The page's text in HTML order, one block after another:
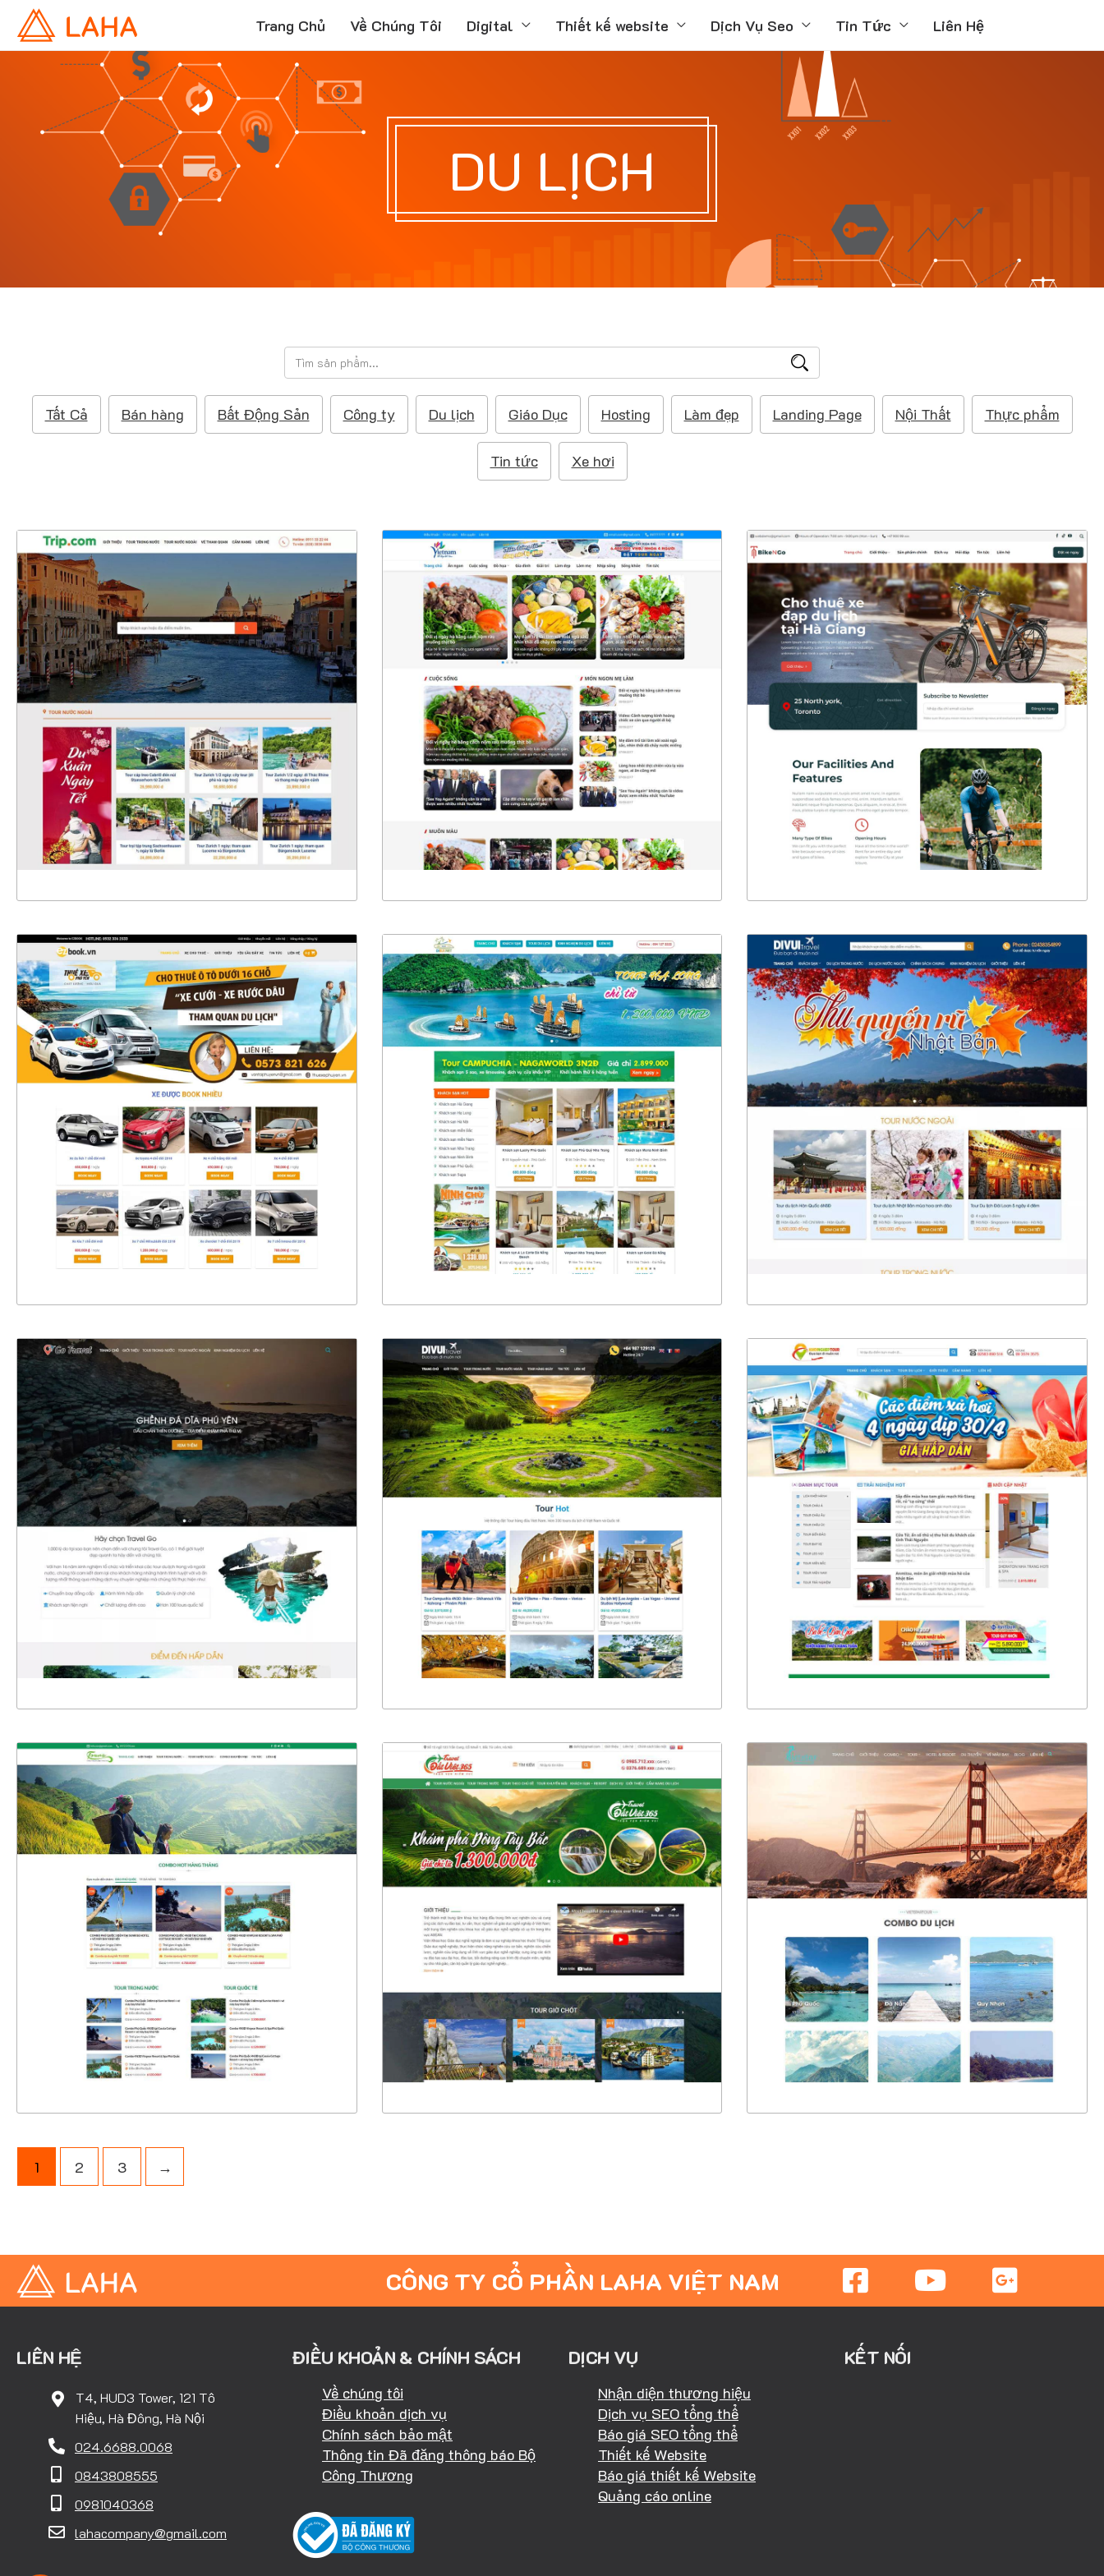
Trang Chủ Về Chúng Tôi Digital Thiết kế website Dịch Vụ Seo Tin Tức Liên Hệ
DU LỊCH
T
ì
m
k
i
Tất Cả Bán hàng Bất Động Sản Công ty Du lịch Giáo Dục Hosting Làm đẹp Landing Page Nội Thất Thực phẩm
Tin tức Xe hơi
4643
CHI TIẾT
XEM THỰC TẾ
4725
CHI TIẾT
XEM THỰC TẾ
47446
CHI TIẾT
XEM THỰC TẾ
4465
CHI TIẾT
XEM THỰC TẾ
4634
CHI TIẾT
XEM THỰC TẾ
4638
CHI TIẾT
CHI TIẾT
XEM THỰC TẾ
4420
CHI TIẾT
XEM THỰC TẾ
4640
XEM THỰC TẾ
4728
CHI TIẾT
XEM THỰC TẾ
4786
CHI TIẾT
XEM THỰC TẾ
4787
CHI TIẾT
XEM THỰC TẾ
1 2 3 →
CÔNG TY CỔ PHẦN LAHA VIỆT NAM
LIÊN HỆ
T4, HUD3 Tower, 121 Tô
Hiệu, Hà Đông, Hà Nội
024.6688.0068
0843808555
0981040368
lahacompany@gmail.com
ĐIỀU KHOẢN & CHÍNH SÁCH
Về chúng tôi
Điều khoản dịch vụ
Chính sách bảo mật
Thông tin Đã đăng thông báo Bộ
Công Thương
DỊCH VỤ
Nhận diện thương hiệu
Dịch vụ SEO tổng thể
Báo giá SEO tổng thể
Thiết kế Website
Báo giá thiết kế Website
Quảng cáo online
KẾT NỐI